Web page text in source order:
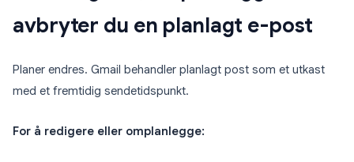
avbryter du en planlagt e-post
Planer endres. Gmail behandler planlagt post som et utkast
med et fremtidig sendetidspunkt.
For å redigere eller omplanlegge: